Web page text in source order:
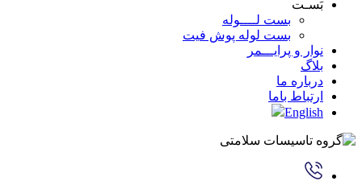
بَسـت
بست لــــوله
بست لوله پوش فیت
نوار و پرایـــمر
بلاگ
درباره ما
ارتباط باما
English